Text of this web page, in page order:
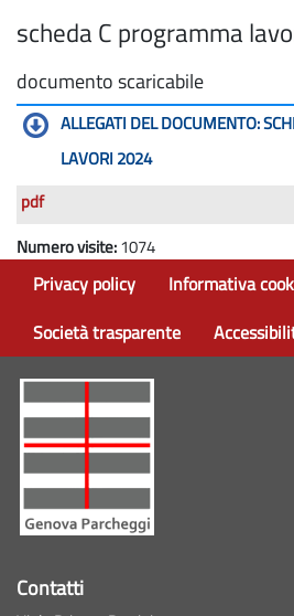
scheda C programma
documento scaricabile
ALLEGATI DEL DOCUMENTO:
LAVORI 2024
pdf
Numero visite:1074
Privacy policy
Informativa
Società trasparente
Contatti